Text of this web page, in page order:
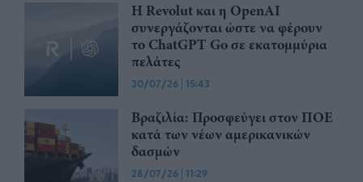
Η Revolut και η OpenAI
συνεργάζονται ώστε να φέρουν
το ChatGPT Go σε εκατομμύρια
πελάτες
30/07/26 | 15:43
Βραζιλία: Προσφεύγει στον ΠΟΕ
κατά των νέων αμερικανικών
δασμών
28/07/26 | 11:29